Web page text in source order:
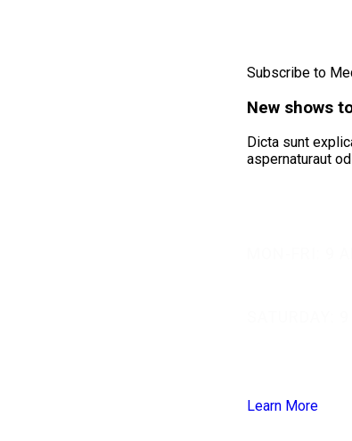
Subscribe to
New shows
Dicta sunt
aspernaturaut
Learn More